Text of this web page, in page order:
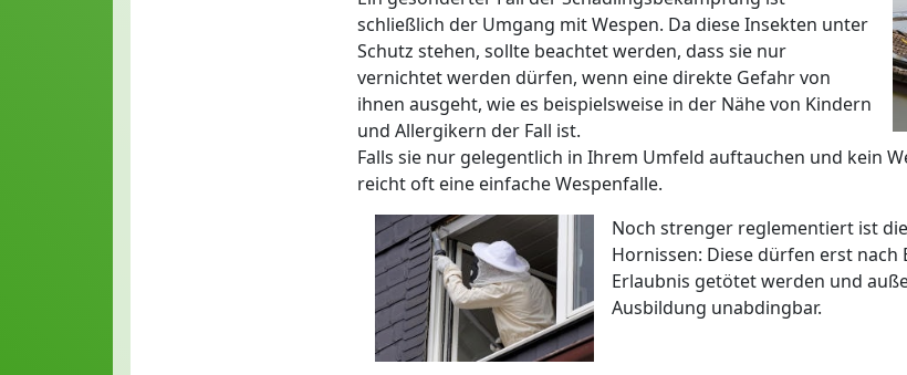
schließlich der Umgang mit Wespen. Da diese Insekten unter
Schutz stehen, sollte beachtet werden, dass sie nur
vernichtet werden dürfen, wenn eine direkte Gefahr von
ihnen ausgeht, wie es beispielsweise in der Nähe von Kindern
und Allergikern der Fall ist.
Falls sie nur gelegentlich in Ihrem Umfeld auftauchen und kein
reicht oft eine einfache Wespenfalle.
Noch strenger reglementiert ist
Hornissen: Diese dürfen erst nach
Erlaubnis getötet werden und
Ausbildung unabdingbar.